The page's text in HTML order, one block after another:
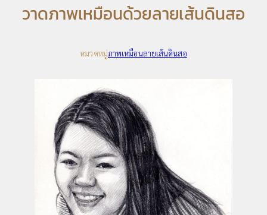
วาดภาพเหมือนด้วยลายเส้นดินสอ
หมวดหมู่ภาพเหมือนลายเส้นดินสอ